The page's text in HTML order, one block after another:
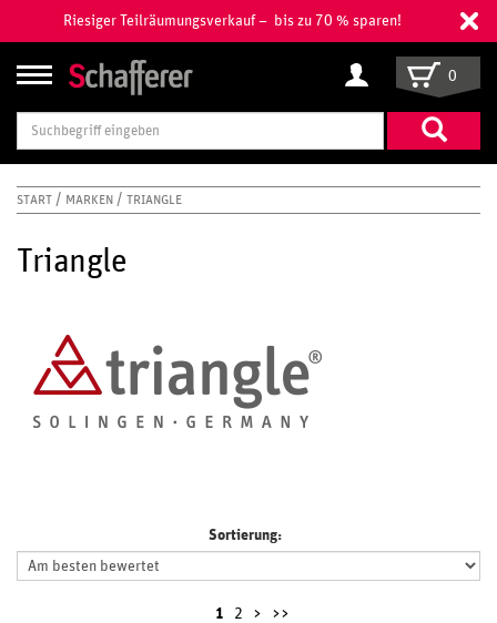
Riesiger Teilräumungsverkauf – bis zu 70 % sparen!
Suchbegriff
eingeben
0
START MARKEN TRIANGLE
Triangle
Sortierung:
1 2 > >>